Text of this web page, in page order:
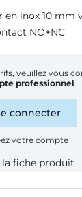
en inox 10 mm
NO+NC
veuillez vous
professionnel
connecter
votre compte
la fiche produit